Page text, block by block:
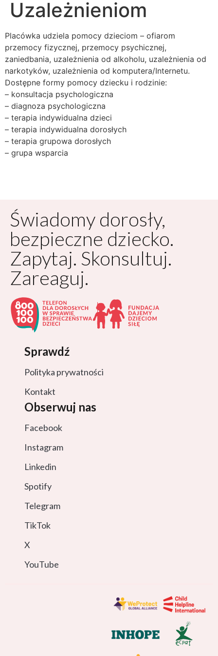
Uzależnieniom
Placówka udziela pomocy dzieciom – ofiarom
przemocy fizycznej, przemocy psychicznej,
zaniedbania, uzależnienia od alkoholu, uzależnienia od
narkotyków, uzależnienia od komputera/Internetu.
Dostępne formy pomocy dziecku i rodzinie:
– konsultacja psychologiczna
– diagnoza psychologiczna
– terapia indywidualna dzieci
– terapia indywidualna dorosłych
– terapia grupowa dorosłych
– grupa wsparcia
Świadomy dorosły,
bezpieczne dziecko.
Zapytaj. Skonsultuj.
Zareaguj.
Sprawdź
Polityka prywatności
Kontakt
Obserwuj nas
Facebook
Instagram
Linkedin
Spotify
Telegram
TikTok
X
YouTube